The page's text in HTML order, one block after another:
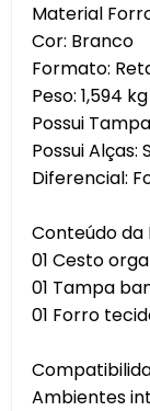
Material
Cor: Branco
Formato:
Peso: 1,594 kg
Possui
Possui Alças:
Diferencial:
Conteúdo da
01 Cesto
01 Tampa
01 Forro
Ambientes